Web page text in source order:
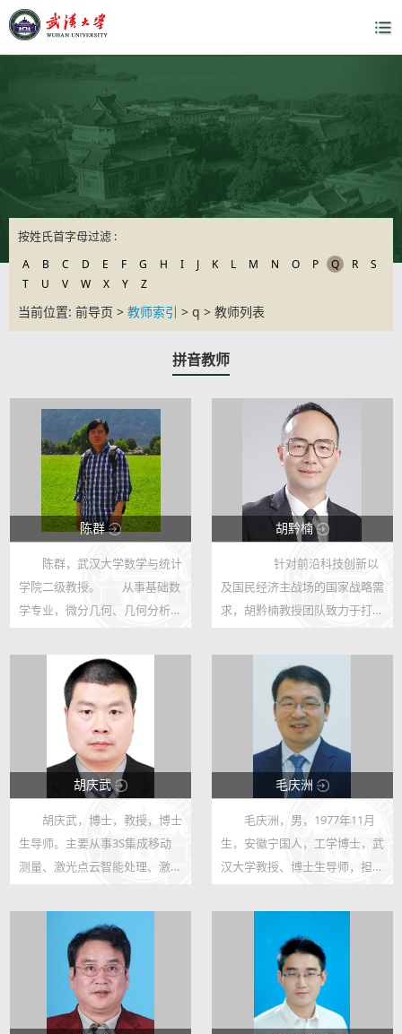
按姓氏首字母过滤 :
A B C D E F G H I J K L M N O P Q R
S
T
U V W X Y Z
当前位置: 前导页 > 教师索引 > q > 教师列表
拼音教师
陈群
123
陈群，武汉大学数学与统计
学院二级教授。 从事基础数
学专业，微分几何、几何分析方
Euro. Math. Soc.、Adv.
Math.、Amer. J. Math.、Calc.
Var. & P.D.E.、Math. Zeit.、 Sci.
胡黔楠
123
46
针对前沿科技创新以
及国民经济主战场的国家战略需
求，胡黔楠教授团队致力于打造
智能化发展模式。曾长期在德国
爱尔兰根纽伦堡大学、美国加州
大学、京都大学、中国科学院
胡庆武
123
150
胡庆武，博士，教授，博士
生导师。主要从事3S集成移动
测量、激光点云智能处理、激光
考古与数字文化遗产和GIS工程
等相关的教学、科研和产业化工
作。武汉大学杰出教学贡献校长
奖和“查全...
毛庆洲
123
180
毛庆洲，男，1977年11月
生，安徽宁国人，工学博士，武
汉大学教授、博士生导师，担任
副主任。 主要从事测绘激光雷
达传感器研制及公路、铁路及隧
道安全测量应用研究。近年来主